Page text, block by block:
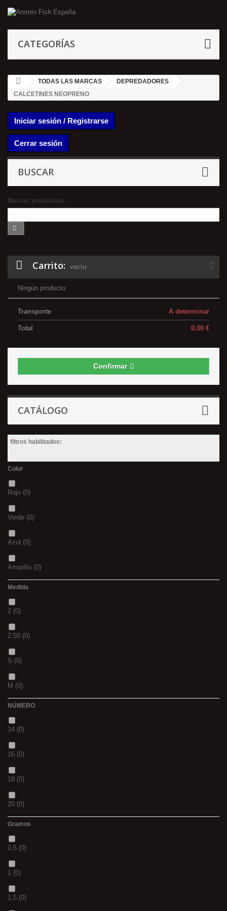
CATEGORÍAS
TODAS LAS MARCAS
DEPREDADORES
CALCETINES NEOPRENO
Iniciar sesión / Registrarse
Cerrar sesión
BUSCAR
Buscar productos:
Carrito: vacío
Ningún producto
A determinar
Transporte
0,00 €
Total
Confirmar
CATÁLOGO
filtros habilitados:
Color
Rojo (0)
Verde (0)
Azul (0)
Amarillo (0)
(0)
(0)
BLACK & RED
PANTHER
36(0)
P(0)
14(0)
42(0)
23(0)
38(0)
15(0)
69(0)
Medida
2 (0)
2.50 (0)
S (0)
M (0)
20MM
3 M (0)
(0)
(0)
14MM
500
600
NÚMERO
14 (0)
16 (0)
18 (0)
20 (0)
(0)
(0)
(0)
Gramos
0,5 (0)
1 (0)
1,5 (0)